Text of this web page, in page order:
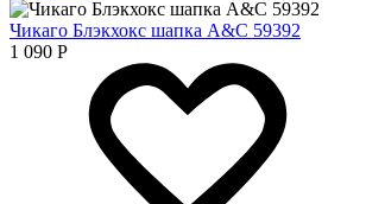
Чикаго Блэкхокс шапка A&C 59392
1 090 Р